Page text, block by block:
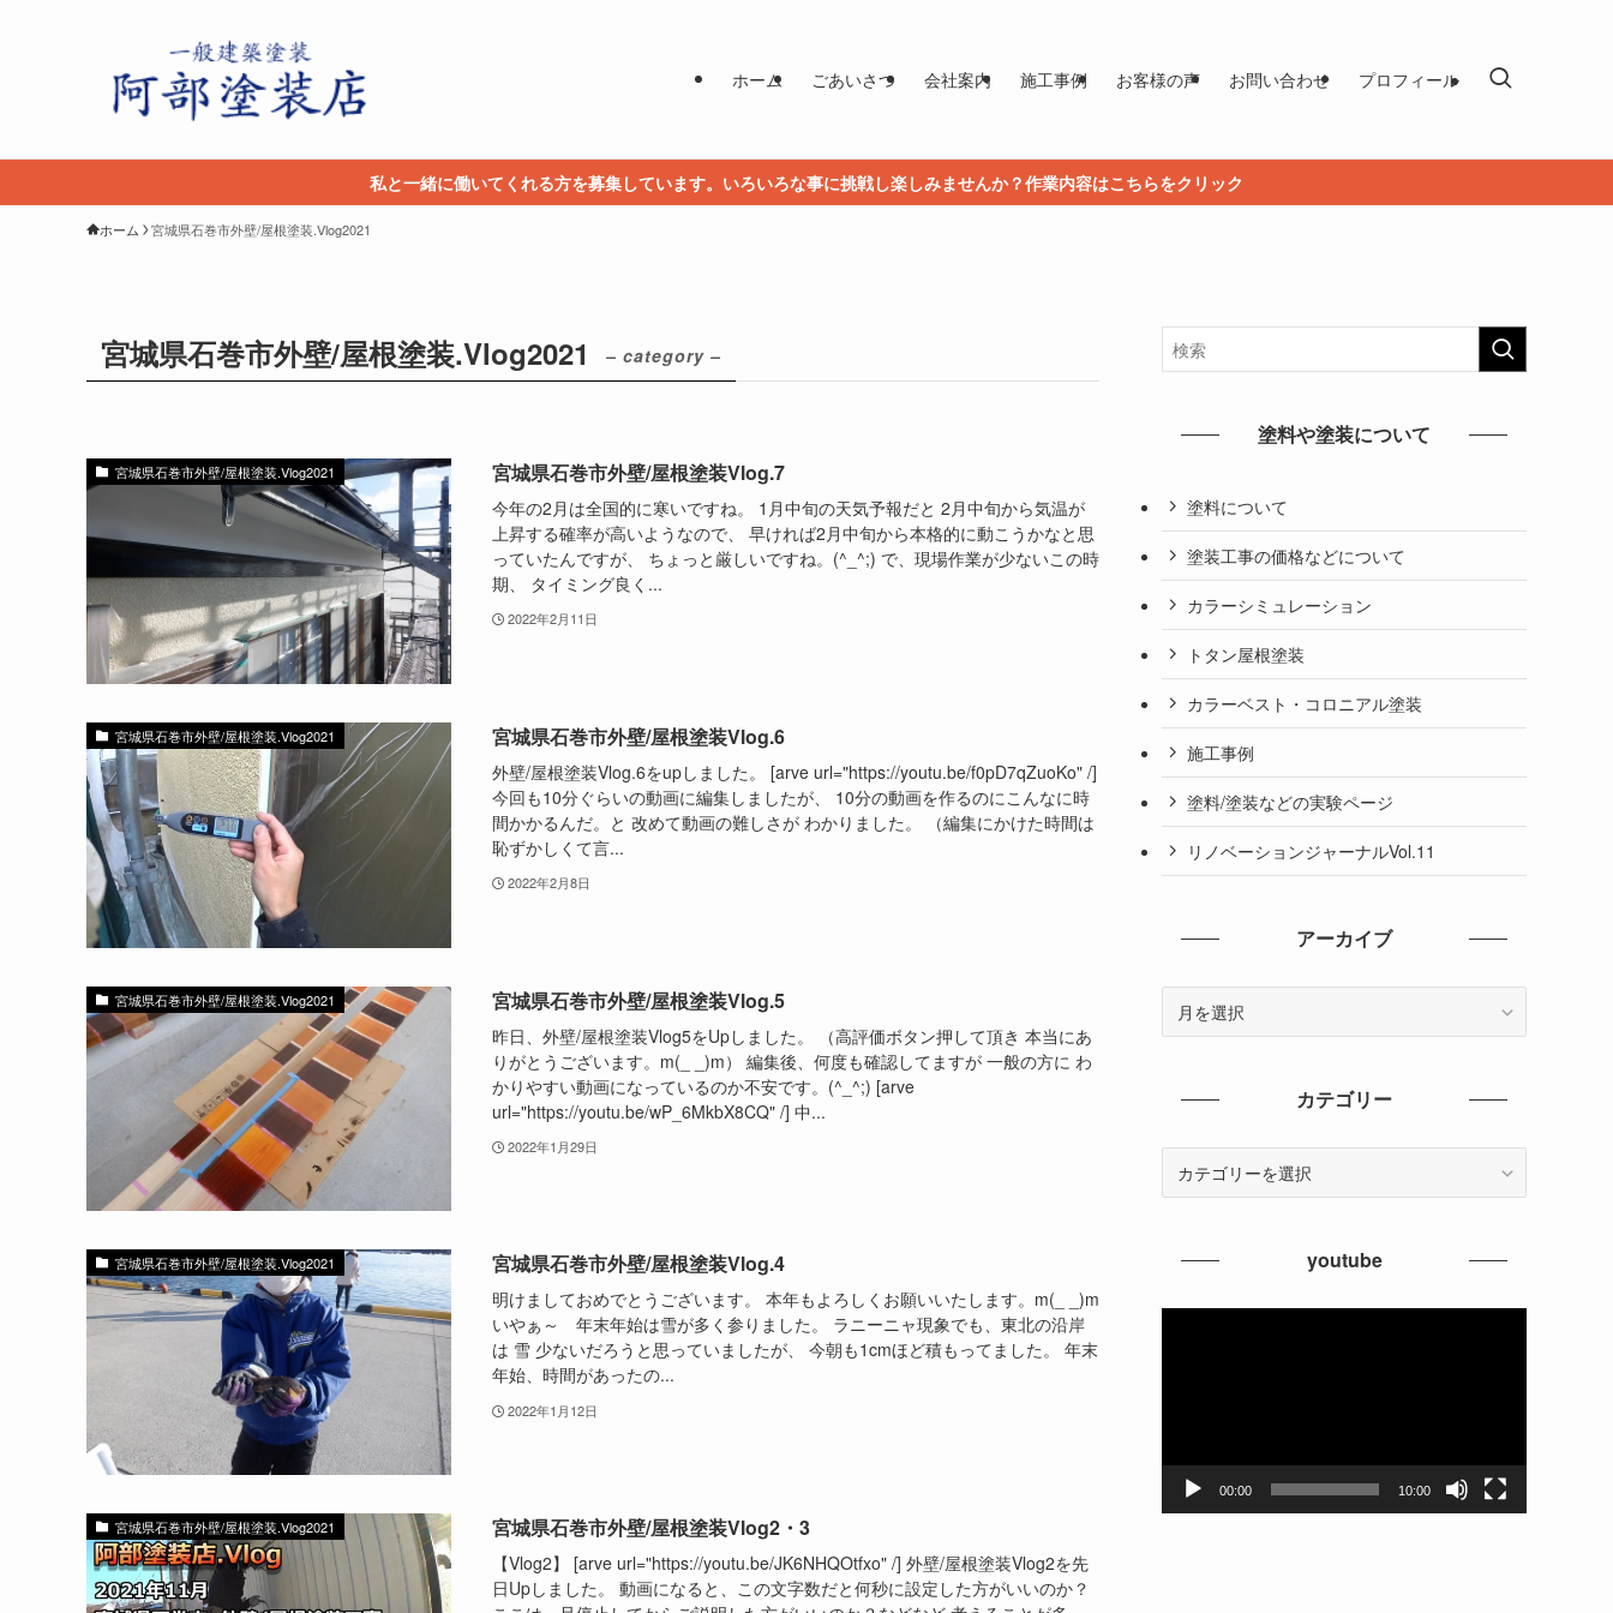
ホーム ごあいさつ 会社案内 施工事例 お客様の声 お問い合わせ プロフィール
私と一緒に働いてくれる方を募集しています。いろいろな事に挑戦し楽しみませんか？作業内容はこちらをクリック
ホーム 宮城県石巻市外壁/屋根塗装.Vlog2021
宮城県石巻市外壁/屋根塗装.Vlog2021 – category –
宮城県石巻市外壁/屋根塗装.Vlog2021 宮城県石巻市外壁/屋根塗装Vlog.7
今年の2月は全国的に寒いですね。 1月中旬の天気予報だと 2月中旬から気温が
上昇する確率が高いようなので、 早ければ2月中旬から本格的に動こうかなと思
っていたんですが、 ちょっと厳しいですね。(^_^;) で、現場作業が少ないこの時
期、 タイミング良く...
2022年2月11日
宮城県石巻市外壁/屋根塗装.Vlog2021 宮城県石巻市外壁/屋根塗装Vlog.6
外壁/屋根塗装Vlog.6をupしました。 [arve url="https://youtu.be/f0pD7qZuoKo" /]
今回も10分ぐらいの動画に編集しましたが、 10分の動画を作るのにこんなに時
間かかるんだ。と 改めて動画の難しさが わかりました。 （編集にかけた時間は
恥ずかしくて言...
2022年2月8日
宮城県石巻市外壁/屋根塗装.Vlog2021 宮城県石巻市外壁/屋根塗装Vlog.5
昨日、外壁/屋根塗装Vlog5をUpしました。 （高評価ボタン押して頂き 本当にあ
りがとうございます。m(_ _)m） 編集後、何度も確認してますが 一般の方に わ
かりやすい動画になっているのか不安です。(^_^;) [arve
url="https://youtu.be/wP_6MkbX8CQ" /] 中...
2022年1月29日
宮城県石巻市外壁/屋根塗装.Vlog2021 宮城県石巻市外壁/屋根塗装Vlog.4
明けましておめでとうございます。 本年もよろしくお願いいたします。m(_ _)m
いやぁ～ 年末年始は雪が多く参りました。 ラニーニャ現象でも、東北の沿岸
は 雪 少ないだろうと思っていましたが、 今朝も1cmほど積もってました。 年末
年始、時間があったの...
2022年1月12日
宮城県石巻市外壁/屋根塗装.Vlog2021 宮城県石巻市外壁/屋根塗装Vlog2・3
【Vlog2】 [arve url="https://youtu.be/JK6NHQOtfxo" /] 外壁/屋根塗装Vlog2を先
日Upしました。 動画になると、この文字数だと何秒に設定した方がいいのか？
塗料や塗装について
塗料について
塗装工事の価格などについて
カラーシミュレーション
トタン屋根塗装
カラーベスト・コロニアル塗装
施工事例
塗料/塗装などの実験ページ
リノベーションジャーナルVol.11
アーカイブ
カテゴリー
youtube
00:00 10:00